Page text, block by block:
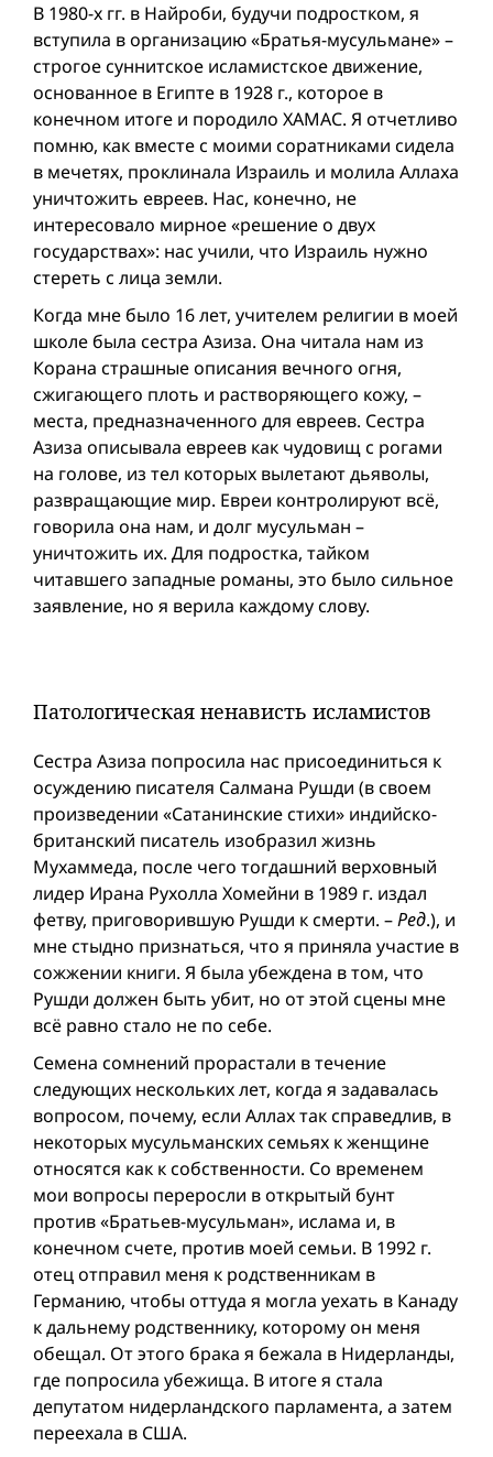
В 1980-х гг. в Найроби, будучи подростком, я
вступила в организацию «Братья-мусульмане» –
строгое суннитское исламистское движение,
основанное в Египте в 1928 г., которое в
конечном итоге и породило ХАМАС. Я отчетливо
помню, как вместе с моими соратниками сидела
в мечетях, проклинала Израиль и молила Аллаха
уничтожить евреев. Нас, конечно, не
интересовало мирное «решение о двух
государствах»: нас учили, что Израиль нужно
стереть с лица земли.
Когда мне было 16 лет, учителем религии в моей
школе была сестра Азиза. Она читала нам из
Корана страшные описания вечного огня,
сжигающего плоть и растворяющего кожу, –
места, предназначенного для евреев. Сестра
Азиза описывала евреев как чудовищ с рогами
на голове, из тел которых вылетают дьяволы,
развращающие мир. Евреи контролируют всё,
говорила она нам, и долг мусульман –
уничтожить их. Для подростка, тайком
читавшего западные романы, это было сильное
заявление, но я верила каждому слову.
Патологическая ненависть исламистов
Сестра Азиза попросила нас присоединиться к
осуждению писателя Салмана Рушди (в своем
произведении «Сатанинские стихи» индийско-
британский писатель изобразил жизнь
Мухаммеда, после чего тогдашний верховный
лидер Ирана Рухолла Хомейни в 1989 г. издал
фетву, приговорившую Рушди к смерти. –Ред.), и
мне стыдно признаться, что я приняла участие в
сожжении книги. Я была убеждена в том, что
Рушди должен быть убит, но от этой сцены мне
всё равно стало не по себе.
Cемена сомнений прорастали в течение
следующих нескольких лет, когда я задавалась
вопросом, почему, если Аллах так справедлив, в
некоторых мусульманских семьях к женщине
относятся как к собственности. Со временем
мои вопросы переросли в открытый бунт
против «Братьев-мусульман», ислама и, в
конечном счете, против моей семьи. В 1992 г.
отец отправил меня к родственникам в
Германию, чтобы оттуда я могла уехать в Канаду
к дальнему родственнику, которому он меня
обещал. От этого брака я бежалa в Нидерланды,
где попросилa убежища. В итоге я стала
депутатом нидерландского парламента, а затем
переехала в США.